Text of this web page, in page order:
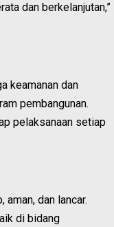
dan berkelanjutan,”
keamanan dan
pembangunan.
pelaksanaan setiap
dan lancar.
di bidang